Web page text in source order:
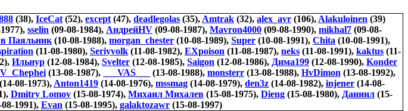
(38), IceCat (52), except (47), deadlegolas (35), Amtrak (32), alex_avr (106), Alakuloinen (39)
sselin (09-08-1984), АндрейHV (09-08-1987), Mavron4000 (09-08-1990), mikhal7 (09-08-
Паяльник (10-08-1988), morgan_chester (10-08-1989), Super (10-08-1991), Chita (10-08-1991),
(11-08-1980), Seriyvolk (11-08-1982), EXpoison (11-08-1987), neks (11-08-1991), kaktus (11-
Ильнур (12-08-1984), Svelter (12-08-1985), Saigon (12-08-1986), Дима199 (12-08-1990), Konder
(13-08-1987), ___VAS___ (13-08-1988), monsterr (13-08-1988), HvDimon (13-08-1992),
(14-08-1973), Anton1419 (14-08-1976), mssmag (14-08-1979), den3z (14-08-1982), injener (14-08-
Dmitry Lomov (15-08-1974), Михаил Михалев (15-08-1975), Dieng (15-08-1980), Даниил (15-
1991), Evan (15-08-1995), galaktozawr (15-08-1997)